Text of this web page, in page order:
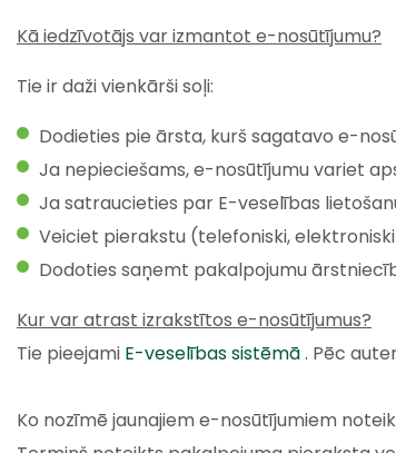
Kā iedzīvotājs var izmantot e-nosūtījumu?
Tie ir daži vienkārši soļi:
Dodieties pie ārsta, kurš sagatavo e-
Ja nepieciešams, e-nosūtījumu variet
Ja satraucieties par E-veselības
Veiciet pierakstu (telefoniski,
Dodoties saņemt pakalpojumu
Kur var atrast izrakstītos e-nosūtījumus?
Tie pieejami E-veselības sistēmā. Pēc
Ko nozīmē jaunajiem e-nosūtījumiem